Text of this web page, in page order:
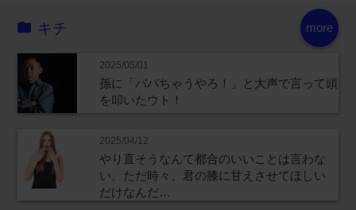
more
キチ
2025/05/01
孫に「ババちゃうやろ！」と大声で言って頭
を叩いたウト！
2025/04/12
やり直そうなんて都合のいいことは言わな
い。ただ時々、君の膝に甘えさせてほしい
だけなんだ…